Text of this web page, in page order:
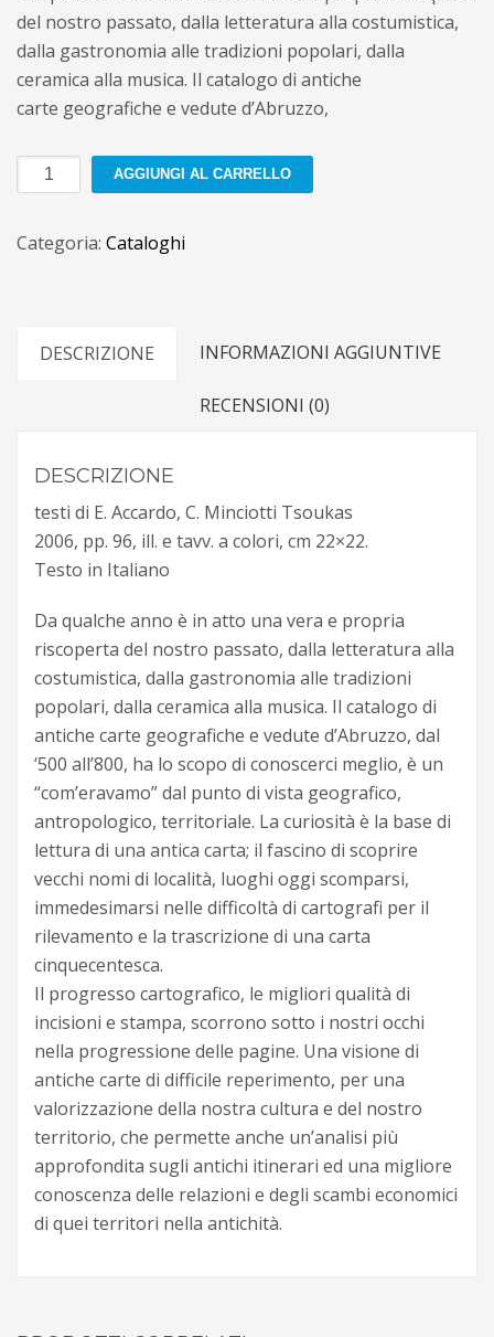
del nostro passato, dalla letteratura alla costumistica,
dalla gastronomia alle tradizioni popolari, dalla
ceramica alla musica. Il catalogo di antiche
carte geografiche e vedute d’Abruzzo,
Abruzzo
e
di
Cinquecento
AGGIUNGI AL CARRELLO
Categoria: Cataloghi
DESCRIZIONE INFORMAZIONI AGGIUNTIVE
RECENSIONI (0)
DESCRIZIONE
testi di E. Accardo, C. Minciotti Tsoukas
2006, pp. 96, ill. e tavv. a colori, cm 22×22.
Testo in Italiano
Da qualche anno è in atto una vera e propria
riscoperta del nostro passato, dalla letteratura alla
costumistica, dalla gastronomia alle tradizioni
popolari, dalla ceramica alla musica. Il catalogo di
antiche carte geografiche e vedute d’Abruzzo, dal
‘500 all’800, ha lo scopo di conoscerci meglio, è un
“com’eravamo” dal punto di vista geografico,
antropologico, territoriale. La curiosità è la base di
lettura di una antica carta; il fascino di scoprire
vecchi nomi di località, luoghi oggi scomparsi,
immedesimarsi nelle difficoltà di cartografi per il
rilevamento e la trascrizione di una carta
cinquecentesca.
Il progresso cartografico, le migliori qualità di
incisioni e stampa, scorrono sotto i nostri occhi
nella progressione delle pagine. Una visione di
antiche carte di difficile reperimento, per una
valorizzazione della nostra cultura e del nostro
territorio, che permette anche un’analisi più
approfondita sugli antichi itinerari ed una migliore
conoscenza delle relazioni e degli scambi economici
di quei territori nella antichità.